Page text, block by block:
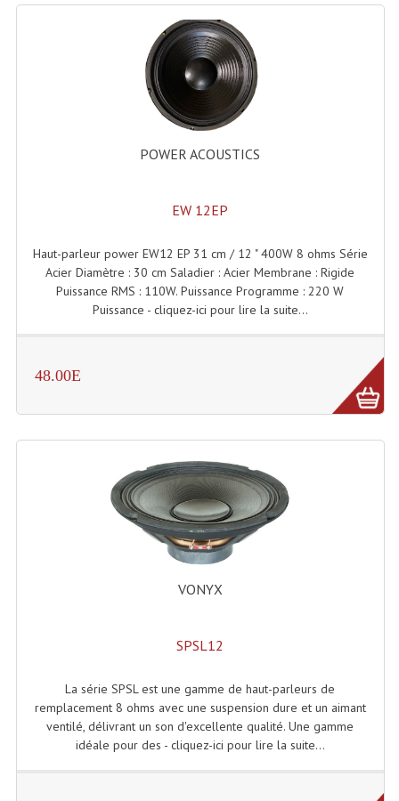
Projecteurs Cycliodes
Projecteurs Découpes
Projecteurs Par : 16 À 64 Et Autres
Projecteurs Poursuite
Rampe De Spots
Stroboscopes
Câbles, Connectiques.
Câble Multi-Paires Audio
Câbles Enceintes
Connectiques, Prises Etc...
Adaptateurs Audio
Divers Bricolage
Membrannes De Haut Parleurs
Pieces Détachées Sav
POWER ACOUSTICS
EW 12EP
Haut-parleur power EW12 EP 31 cm / 12 " 400W 8 ohms Série
Acier Diamètre : 30 cm Saladier : Acier Membrane : Rigide
Puissance RMS : 110W. Puissance Programme : 220 W
Puissance - cliquez-ici pour lire la suite...
48.00E
VONYX
SPSL12
La série SPSL est une gamme de haut-parleurs de
remplacement 8 ohms avec une suspension dure et un aimant
ventilé, délivrant un son d'excellente qualité. Une gamme
idéale pour des - cliquez-ici pour lire la suite...